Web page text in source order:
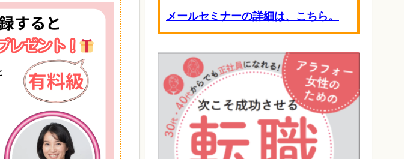
メールセミナーの詳細は、こちら。